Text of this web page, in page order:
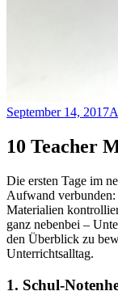
Veröffentlicht
September 14, 2017
10 Teacher
Die ersten Tage im
Aufwand verbunden:
Materialien
ganz nebenbei –
den Überblick zu
Unterrichtsalltag.
1. Schul-